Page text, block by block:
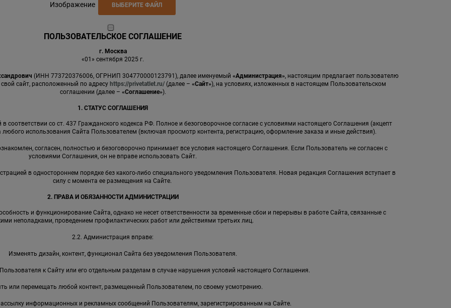
Изображение ВЫБЕРИТЕ ФАЙЛ
ПОЛЬЗОВАТЕЛЬСКОЕ СОГЛАШЕНИЕ
г. Москва
«01» сентября 2025 г.
(ИНН 773720376006, ОГРНИП 304770000123791), далее именуемый «Администрация», настоящим предлагает пользователю
сайт, расположенный по адресу https://privetatlet.ru/(далее – «Сайт»), на условиях, изложенных в настоящем Пользовательском
соглашении (далее – «Соглашение»).
1. СТАТУС СОГЛАШЕНИЯ
со ст. 437 Гражданского кодекса РФ. Полное и безоговорочное согласие с условиями настоящего Соглашения (акцепт
использования Сайта Пользователем (включая просмотр контента, регистрацию, оформление заказа и иные действия).
согласен, полностью и безоговорочно принимает все условия настоящего Соглашения. Если Пользователь не согласен с
условиями Соглашения, он не вправе использовать Сайт.
в одностороннем порядке без какого-либо специального уведомления Пользователя. Новая редакция Соглашения вступает в
силу с момента ее размещения на Сайте.
2. ПРАВА И ОБЯЗАННОСТИ АДМИНИСТРАЦИИ
и функционирование Сайта, однако не несет ответственности за временные сбои и перерывы в работе Сайта, связанные с
неполадками, проведением профилактических работ или действиями третьих лиц.
2.2. Администрация вправе:
Изменять дизайн, контент, функционал Сайта без уведомления Пользователя.
к Сайту или его отдельным разделам в случае нарушения условий настоящего Соглашения.
или перемещать любой контент, размещенный Пользователем, по своему усмотрению.
информационных и рекламных сообщений Пользователям, зарегистрированным на Сайте.